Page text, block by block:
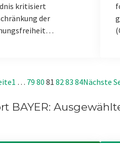
kritisiert
der
1 … 79 80 81 8283 84Nächste
BAYER: